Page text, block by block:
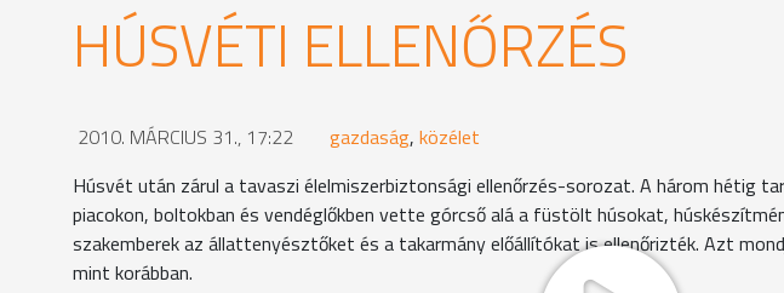
HÚSVÉTI ELLENŐRZÉS
2010. MÁRCIUS 31., 17:22 gazdaság, közélet
Húsvét után zárul a tavaszi élelmiszerbiztonsági ellenőrzés-sorozat. A három hétig
piacokon, boltokban és vendéglőkben vette górcső alá a füstölt húsokat,
szakemberek az állattenyésztőket és a takarmány előállítókat is ellenőrizték. Azt
mint korábban.